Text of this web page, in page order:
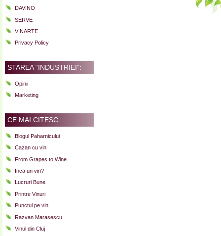
DAVINO
SERVE
VINARTE
Privacy Policy
STAREA “INDUSTRIEI”:
Opinii
Marketing
CE MAI CITESC...
Blogul Paharnicului
Cazan cu vin
From Grapes to Wine
Inca un vin?
Lucruri Bune
Printre Vinuri
Punctul pe vin
Razvan Marasescu
Vinul din Cluj